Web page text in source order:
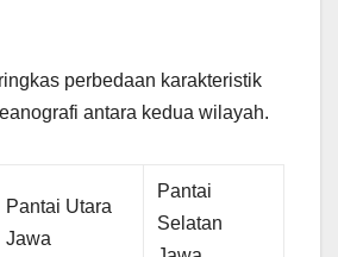
perbedaan karakteristik
antara kedua wilayah.
Pantai Utara
Jawa
Pantai
Selatan